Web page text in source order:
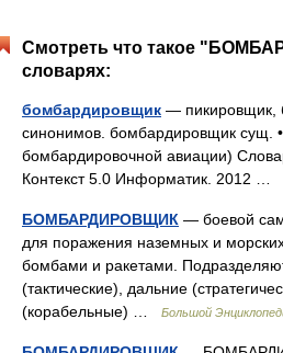
Смотреть что такое
словарях:
бомбардировщик — пикировщик,
синонимов. бомбардировщик сущ.
бомбардировочной авиации)
Контекст 5.0 Информатик. 2012 …
БОМБАРДИРОВЩИК — боевой
для поражения наземных и
бомбами и ракетами.
(тактические), дальние
(корабельные) …
Большой